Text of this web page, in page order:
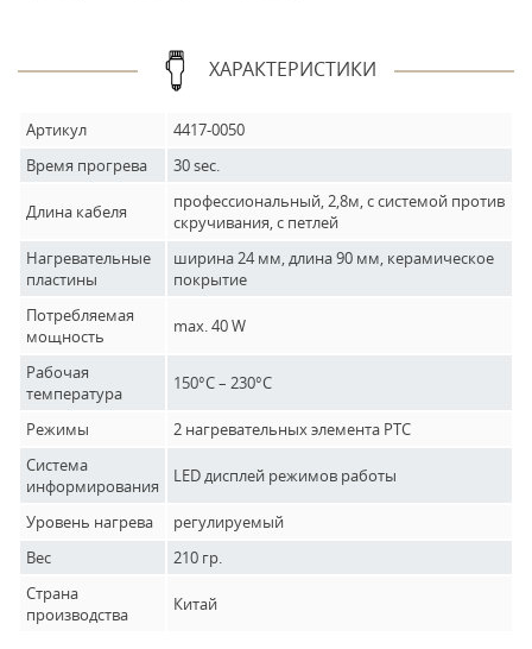
ХАРАКТЕРИСТИКИ
Артикул
4417-0050
Время прогрева
30 sec.
Длина кабеля
профессиональный, 2,8м, с системой против
скручивания, с петлей
Нагревательные
пластины
ширина 24 мм, длина 90 мм, керамическое
покрытие
Потребляемая
мощность
max. 40 W
Рабочая
температура
150°C – 230°C
Режимы
2 нагревательных элемента РТС
Система
информирования
LED дисплей режимов работы
Уровень нагрева
регулируемый
Вес
210 гр.
Страна
производства
Китай